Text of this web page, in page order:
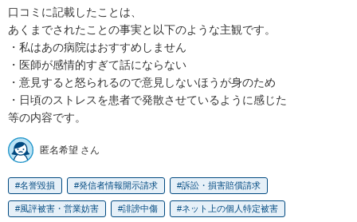
口コミに記載したことは、
あくまでされたことの事実と以下のような主観です。
・私はあの病院はおすすめしません
・医師が感情的すぎて話にならない
・意見すると怒られるので意見しないほうが身のため
・日頃のストレスを患者で発散させているように感じた
等の内容です。
匿名希望 さん
名誉毀損 発信者情報開示請求 訴訟・損害賠償請求
風評被害・営業妨害 誹謗中傷 ネット上の個人特定被害